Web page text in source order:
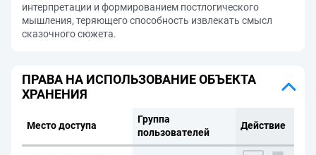
интерпретации и формированием постлогического
мышления, теряющего способность извлекать смысл
сказочного сюжета.
ПРАВА НА ИСПОЛЬЗОВАНИЕ ОБЪЕКТА
ХРАНЕНИЯ
Место доступа
Группа
пользователей
Действие